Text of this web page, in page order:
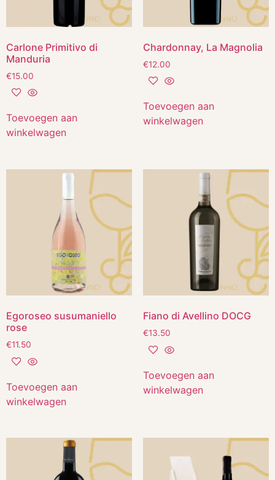
Carlone Primitivo di
Manduria
€15.00
Toevoegen aan
winkelwagen
Chardonnay, La Magnolia
€12.00
Toevoegen aan
winkelwagen
Egoroseo susumaniello
rose
€11.50
Toevoegen aan
winkelwagen
Fiano di Avellino DOCG
€13.50
Toevoegen aan
winkelwagen